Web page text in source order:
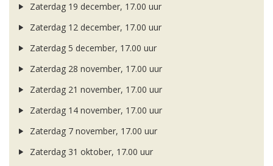
Zaterdag 19 december, 17.00 uur
Zaterdag 12 december, 17.00 uur
Zaterdag 5 december, 17.00 uur
Zaterdag 28 november, 17.00 uur
Zaterdag 21 november, 17.00 uur
Zaterdag 14 november, 17.00 uur
Zaterdag 7 november, 17.00 uur
Zaterdag 31 oktober, 17.00 uur